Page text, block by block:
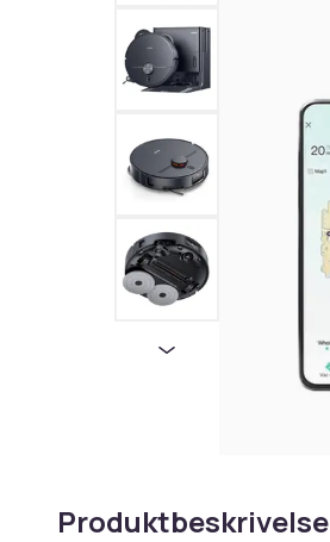
Produktbeskrivelse